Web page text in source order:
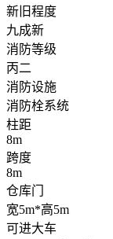
新旧程度
九成新
消防等级
丙二
消防设施
消防栓系统
柱距
8m
跨度
8m
仓库门
宽5m*高5m
可进大车